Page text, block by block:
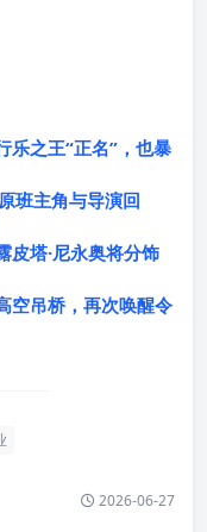
乐之王“正名”，也暴
班主角与导演回
皮塔·尼永奥将分饰
空吊桥，再次唤醒令
2026-06-27